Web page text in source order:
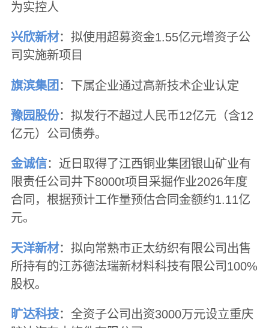
为实控人
兴欣新材：拟使用超募资金1.55亿元增资子公
司实施新项目
旗滨集团 ：下属企业通过高新技术企业认定
豫园股份：拟发行不超过人民币12亿元（含12
亿元）公司债券。
金诚信：近日取得了江西铜业集团银山矿业有
限责任公司井下8000t项目采掘作业2026年度
合同，根据预计工作量预估合同金额约1.11亿
元。
天洋新材：拟向常熟市正太纺织有限公司出售
所持有的江苏德法瑞新材料科技有限公司100%
股权。
旷达科技：全资子公司出资3000万元设立重庆